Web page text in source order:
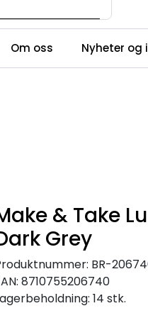
Om oss Nyheter og
& Take
Grey
BR-
8710755206740
14 stk.